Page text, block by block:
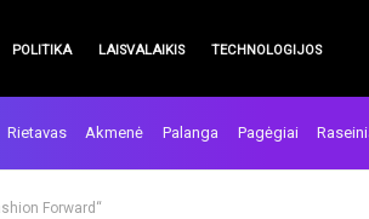
POLITIKA LAISVALAIKIS TECHNOLOGIJOS
Rietavas Akmenė Palanga Pagėgiai
Forward“